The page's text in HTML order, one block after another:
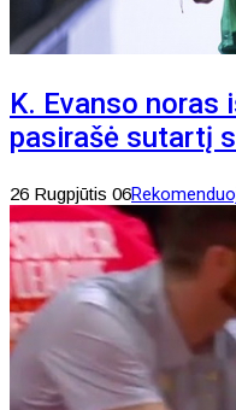
K. Evanso noras
pasirašė sutartį
26 Rugpjūtis 06